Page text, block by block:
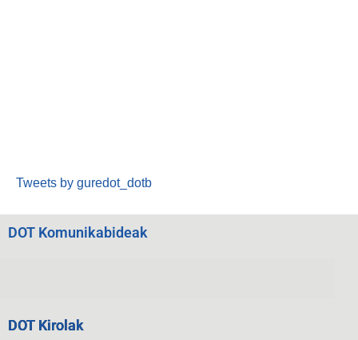
Tweets by guredot_dotb
DOT Komunikabideak
DOT Kirolak